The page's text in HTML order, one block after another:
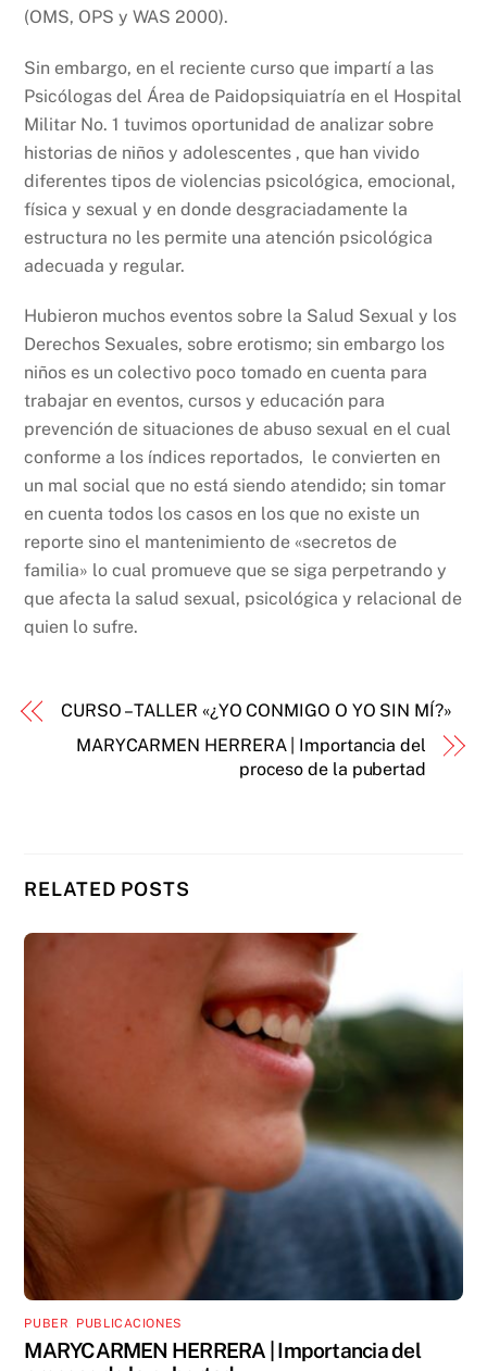
(OMS, OPS y WAS 2000).
Sin embargo, en el reciente curso que impartí a las
Psicólogas del Área de Paidopsiquiatría en el Hospital
Militar No. 1 tuvimos oportunidad de analizar sobre
historias de niños y adolescentes , que han vivido
diferentes tipos de violencias psicológica, emocional,
física y sexual y en donde desgraciadamente la
estructura no les permite una atención psicológica
adecuada y regular.
Hubieron muchos eventos sobre la Salud Sexual y los
Derechos Sexuales, sobre erotismo; sin embargo los
niños es un colectivo poco tomado en cuenta para
trabajar en eventos, cursos y educación para
prevención de situaciones de abuso sexual en el cual
conforme a los índices reportados, le convierten en
un mal social que no está siendo atendido; sin tomar
en cuenta todos los casos en los que no existe un
reporte sino el mantenimiento de «secretos de
familia» lo cual promueve que se siga perpetrando y
que afecta la salud sexual, psicológica y relacional de
quien lo sufre.
CURSO – TALLER «¿YO CONMIGO O YO SIN MÍ?»
MARYCARMEN HERRERA | Importancia del
proceso de la pubertad
RELATED POSTS
PUBER PUBLICACIONES
MARYCARMEN HERRERA | Importancia del